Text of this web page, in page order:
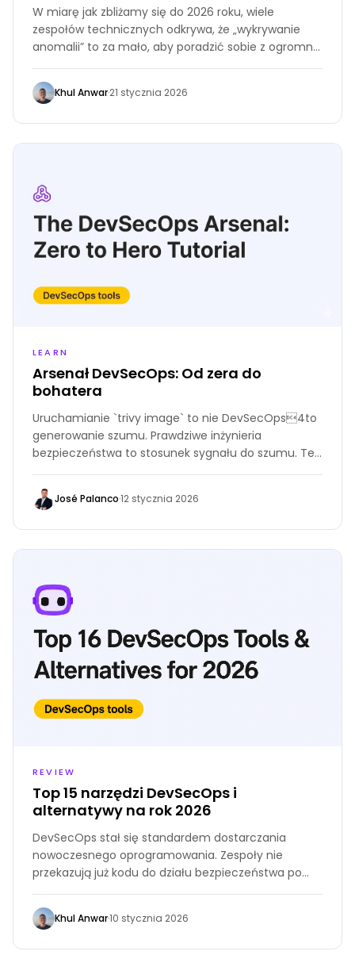
W miarę jak zbliżamy się do 2026 roku, wiele
zespołów technicznych odkrywa, że „wykrywanie
anomalii” to za mało, aby poradzić sobie z ogromną
Khul Anwar·21 stycznia 2026
LEARN
Arsenał DevSecOps: Od zera do
bohatera
Uruchamianie `trivy image` to nie DevSecOps4to
generowanie szumu. Prawdziwe inżynieria
bezpieczeństwa to stosunek sygnału do szumu. Ten
przewodnik oferuje konfiguracje produkcyjne dla 17
narzędzi branżowych, które zatrzymują podatności
bez zatrzymywania biznesu, zorganizowane w
José Palanco·12 stycznia 2026
REVIEW
Top 15 narzędzi DevSecOps i
alternatywy na rok 2026
DevSecOps stał się standardem dostarczania
nowoczesnego oprogramowania. Zespoły nie
przekazują już kodu do działu bezpieczeństwa po
zakończeniu rozwoju. Do 2026 roku bezpieczeństwo
jest współdzieloną, zautomatyzowaną częścią
każdego etapu potoku. W tym przewodniku
Khul Anwar·10 stycznia 2026